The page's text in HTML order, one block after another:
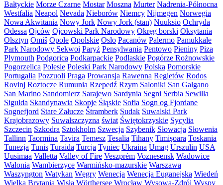
Bałtyckie Morze Czarne Mostar Moszna Murter Nadrenia-Północna
Westfalia Neapol Nevada Nieborów Niemcy Nijmegen Norwegia
Nowa Akwitania Nowy Jork Nowy Jork (stan) Nuuksio Ochryda
Odessa Ojców Ojcowski Park Narodowy Okręg borski Oksytania
Olsztyn Omiš Opole Opolskie Oslo Pacanów Palermo Pamukkale
Park Narodowy Sekwoi Paryż Pensylwania Pentowo Pieniny Piza
Plymouth Podgorica Podkarpackie Podlaskie Pogórze Rożnowskie
Pogorzelica Polesie Poleski Park Narodowy Polska Pomorskie
Portugalia Pozzuoli Praga Prowansja Rawenna Regietów Rodos
Rovinj Roztocze Rumunia Rzepedź Rzym Saloniki San Galgano
San Marino Sandomierz Sarajewo Sardynia Segni Serbia Sewilla
Sigulda Skandynawia Skopje Śląskie Sofia Sogn og Fjordane
Sognefjord Stare Załucze Štramberk Sudak Suwalski Park
Krajobrazowy Suwalszczyzna świat Świętokrzyskie Sycylia
Szczecin Szkodra Sztokholm Szwecja Szybenik Słowacja Słowenia
Tallinn Taormina Tavira Temesz Tesalia Tihany Timişoara Toskania
Tunezja Tunis Turaida Turcja Tyniec Ukraina Umag Urszulin USA
Uusimaa Valletta Valley of Fire Veszprém Voznesensk Wadowice
Walonia Wambierzyce Warmińsko-mazurskie Warszawa
Waszyngton Watykan Węgry Wenecja Wenecja Euganejska Wiedeń
Wielka Brytania Wisła Wörthersee Wrocław Wysowa-Zdrój Wyspy